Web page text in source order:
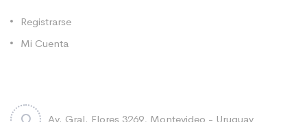
Registrarse
Mi Cuenta
Av. Gral. Flores 3269, Montevideo - Uruguay